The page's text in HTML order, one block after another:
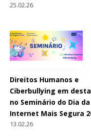
25.02.26
Direitos Humanos e
Ciberbullying em
no Seminário do Dia da
Internet Mais Segura
13.02.26